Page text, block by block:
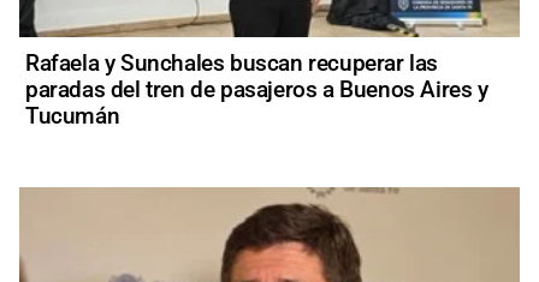
Rafaela y Sunchales buscan recuperar las
paradas del tren de pasajeros a Buenos Aires y
Tucumán